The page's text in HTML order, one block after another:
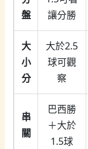
盤
讓分勝
大
小
分
大於2.5
球可觀
察
串
關
巴西勝
＋大於
1.5球